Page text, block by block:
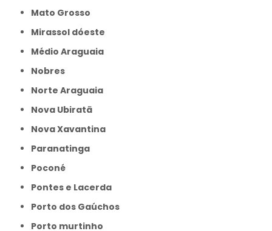
Mato Grosso
Mirassol dóeste
Médio Araguaia
Nobres
Norte Araguaia
Nova Ubiratã
Nova Xavantina
Paranatinga
Poconé
Pontes e Lacerda
Porto dos Gaúchos
Porto murtinho